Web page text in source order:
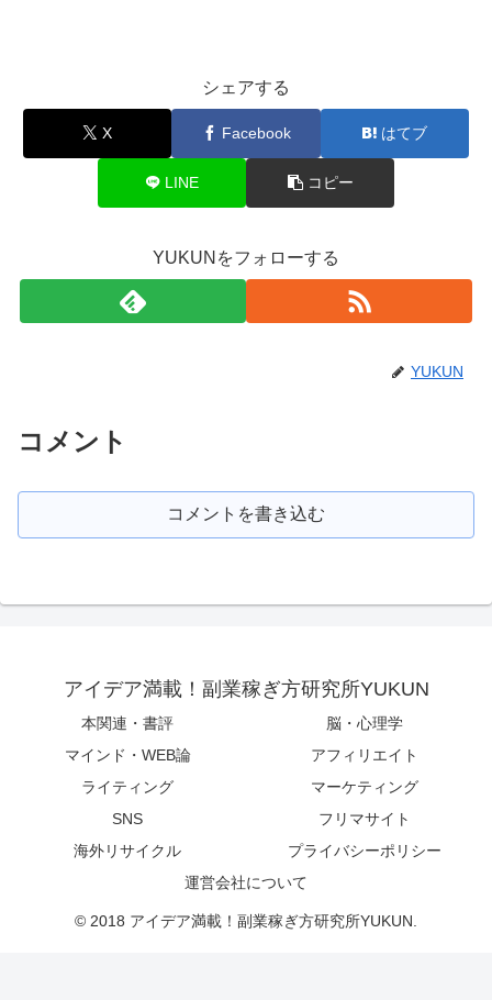
シェアする
X Facebook はてブ
LINE コピー
YUKUNをフォローする
YUKUN
コメント
コメントを書き込む
アイデア満載！副業稼ぎ方研究所YUKUN
本関連・書評
脳・心理学
マインド・WEB論
アフィリエイト
ライティング
マーケティング
SNS
フリマサイト
海外リサイクル
プライバシーポリシー
運営会社について
© 2018 アイデア満載！副業稼ぎ方研究所YUKUN.